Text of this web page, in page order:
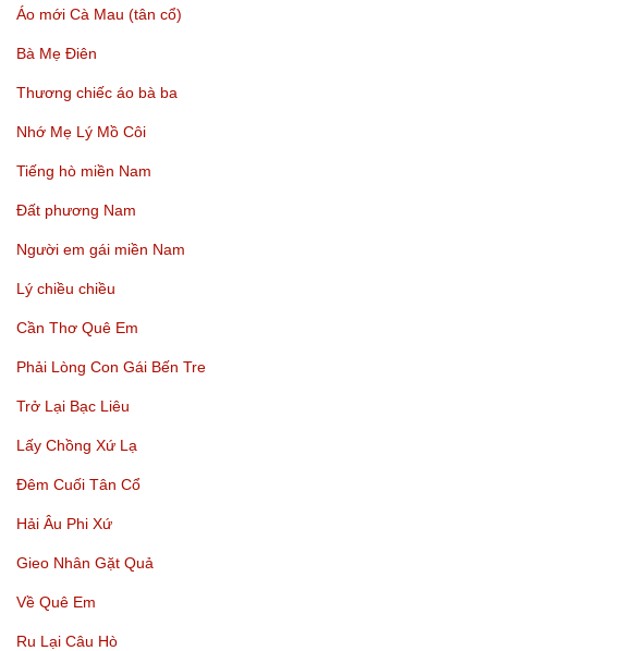
Áo mới Cà Mau (tân cổ)
Bà Mẹ Điên
Thương chiếc áo bà ba
Nhớ Mẹ Lý Mồ Côi
Tiếng hò miền Nam
Đất phương Nam
Người em gái miền Nam
Lý chiều chiều
Cần Thơ Quê Em
Phải Lòng Con Gái Bến Tre
Trở Lại Bạc Liêu
Lấy Chồng Xứ Lạ
Đêm Cuối Tân Cổ
Hải Âu Phi Xứ
Gieo Nhân Gặt Quả
Về Quê Em
Ru Lại Câu Hò